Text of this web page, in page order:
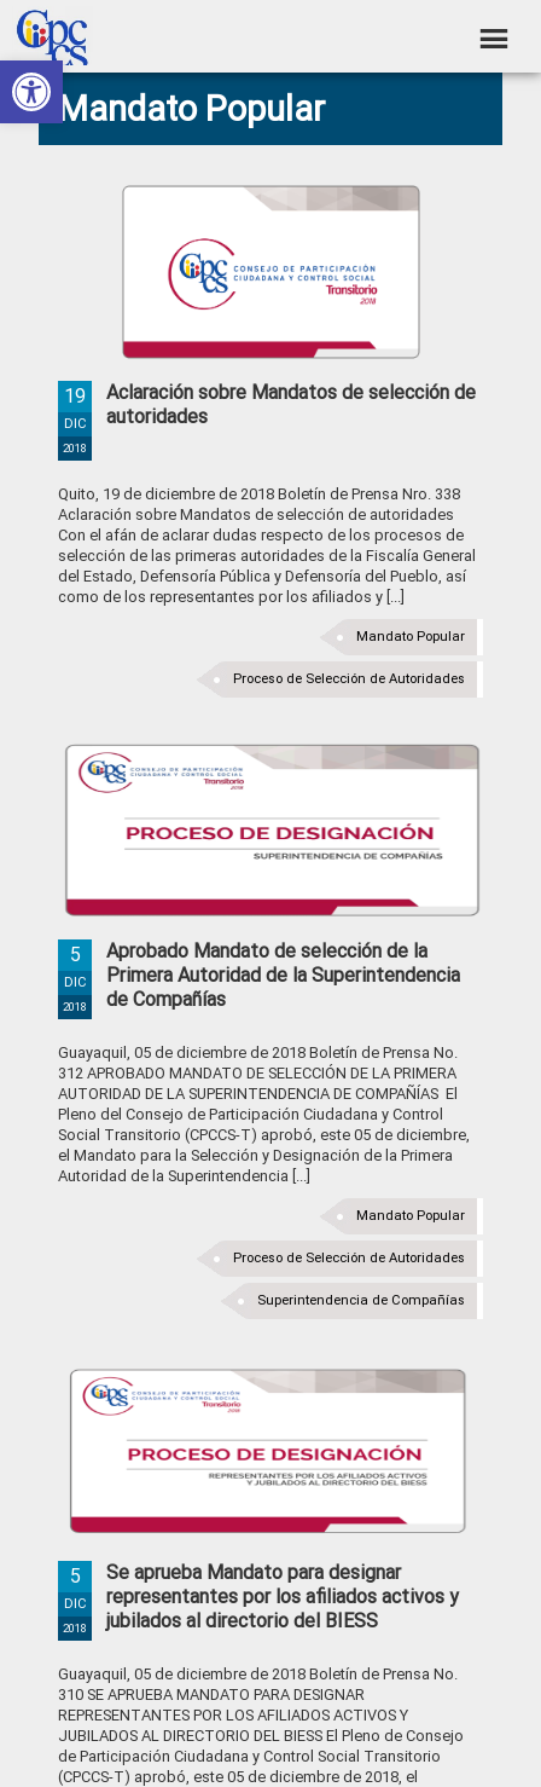
Abrir barra de herramientas
Skip
to
primary
navigation
Skip
to
main
content
Skip
to
primary
sidebar
Skip
to
footer
Consejo
de
Ciudadana
Construyendo
Poder
Ciudadano
Mandato Popular
Aclaración sobre Mandatos de selección de
autoridades
19
DIC
2018
Quito, 19 de diciembre de 2018 Boletín de Prensa Nro. 338
Aclaración sobre Mandatos de selección de autoridades
Con el afán de aclarar dudas respecto de los procesos de
selección de las primeras autoridades de la Fiscalía General
del Estado, Defensoría Pública y Defensoría del Pueblo, así
como de los representantes por los afiliados y [...]
Mandato Popular
Proceso de Selección de Autoridades
Aprobado Mandato de selección de la
Primera Autoridad de la Superintendencia
de Compañías
5
DIC
2018
Guayaquil, 05 de diciembre de 2018 Boletín de Prensa No.
312 APROBADO MANDATO DE SELECCIÓN DE LA PRIMERA
AUTORIDAD DE LA SUPERINTENDENCIA DE COMPAÑÍAS El
Pleno del Consejo de Participación Ciudadana y Control
Social Transitorio (CPCCS-T) aprobó, este 05 de diciembre,
el Mandato para la Selección y Designación de la Primera
Autoridad de la Superintendencia [...]
Mandato Popular
Proceso de Selección de Autoridades
Superintendencia de Compañías
Se aprueba Mandato para designar
representantes por los afiliados activos y
jubilados al directorio del BIESS
5
DIC
2018
Guayaquil, 05 de diciembre de 2018 Boletín de Prensa No.
310 SE APRUEBA MANDATO PARA DESIGNAR
REPRESENTANTES POR LOS AFILIADOS ACTIVOS Y
JUBILADOS AL DIRECTORIO DEL BIESS El Pleno de Consejo
de Participación Ciudadana y Control Social Transitorio
(CPCCS-T) aprobó, este 05 de diciembre de 2018, el